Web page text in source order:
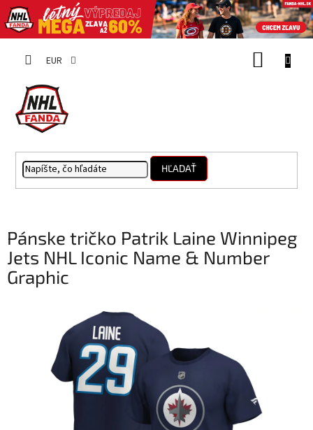
EUR
HĽADAŤ
Pánske tričko Patrik Laine Winnipeg
Jets NHL Iconic Name & Number
Graphic